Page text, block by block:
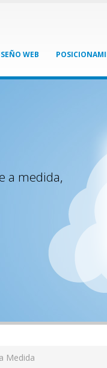
WEB
a medida,
Medida